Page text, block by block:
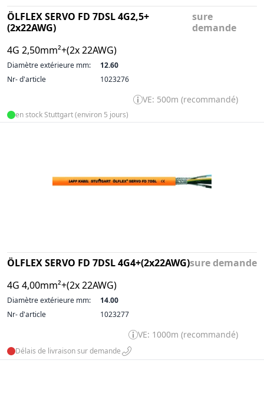
ÖLFLEX SERVO FD 7DSL 4G2,5+
(2x22AWG)
4G 2,50mm²+(2x 22AWG)
sure
demande
Diamètre extérieure mm:
12.60
Nr- d'article
1023276
VE: 500m (recommandé)
en stock Stuttgart (environ 5 jours)
ÖLFLEX SERVO FD 7DSL 4G4+(2x22AWG)
4G 4,00mm²+(2x 22AWG)
sure demande
Diamètre extérieure mm:
14.00
Nr- d'article
1023277
VE: 1000m (recommandé)
Délais de livraison sur demande